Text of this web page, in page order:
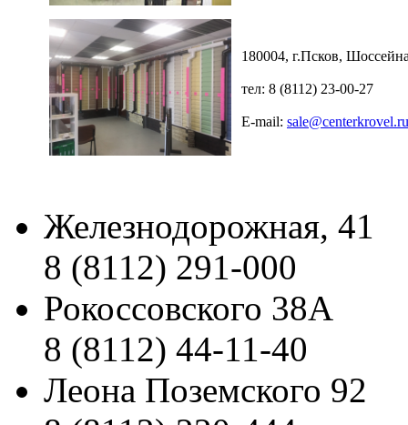
180004, г.Псков,
тел: 8 (8112) 23-00-27
E-mail: sale@centerkrovel.ru
Железнодорожная, 41
8 (8112) 291-000
Рокоссовского 38А
8 (8112) 44-11-40
Леона Поземского 92